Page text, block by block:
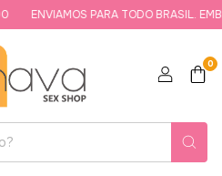
ENVIAMOS PARA TODO BRASIL.
0